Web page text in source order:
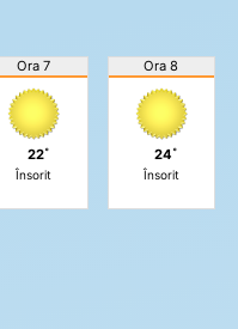
Ora 7
22˚
Însorit
Ora 8
24˚
Însorit